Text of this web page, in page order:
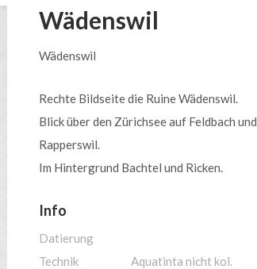
Wädenswil
Wädenswil
Rechte Bildseite die Ruine Wädenswil.
Blick über den Zürichsee auf Feldbach und
Rapperswil.
Im Hintergrund Bachtel und Ricken.
Info
Datierung
Technik
Aquatinta nicht kol.